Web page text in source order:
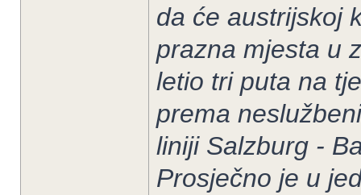
da će austrijskoj
prazna mjesta u
letio tri puta na
prema
liniji Salzburg -
Prosječno je u